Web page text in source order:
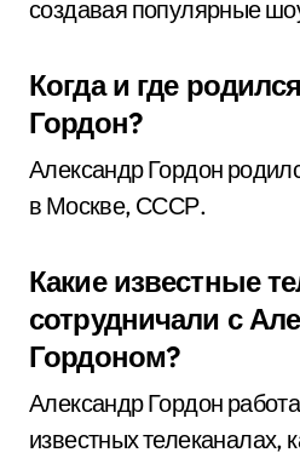
создавая популярные
Когда и где
Гордон?
Александр Гордон
в Москве, СССР.
Какие известные
сотрудничали с
Гордоном?
Александр Гордон
известных телеканалах,